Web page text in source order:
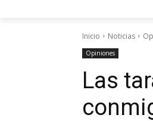
Inicio Noticias
Opiniones
Las